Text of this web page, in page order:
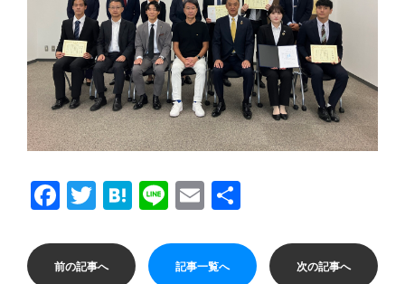
Facebook
Twitter
Hatena
LineEmail
前の記事へ 記事一覧へ 次の記事へ